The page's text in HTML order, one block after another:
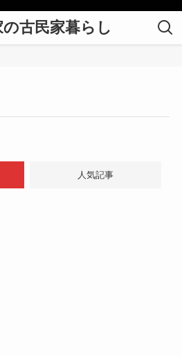
古民家暮らし
人気記事